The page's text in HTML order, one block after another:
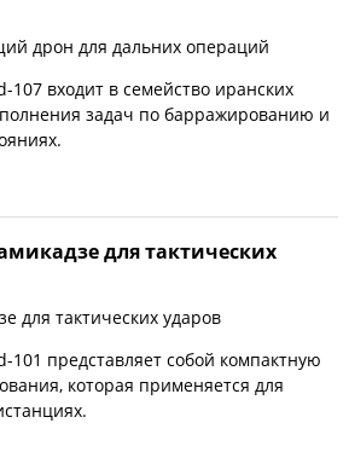
дрон для дальних операций
входит в семейство иранских
задач по барражированию и
для тактических
для тактических ударов
представляет собой компактную
которая применяется для